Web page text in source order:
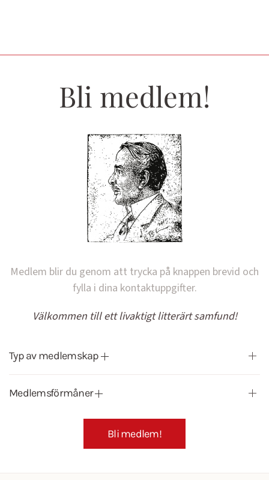
Bli medlem!
Medlem blir du genom att trycka på knappen brevid och
fylla i dina kontaktuppgifter.
Välkommen till ett livaktigt litterärt samfund!
Typ av medlemskap
Medlemsförmåner
Bli medlem!